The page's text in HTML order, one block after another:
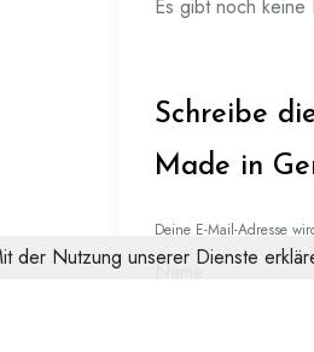
Es gibt noch keine
Schreibe
Made in
Deine E-Mail-Adresse
Name
Nutzung unserer Dienste